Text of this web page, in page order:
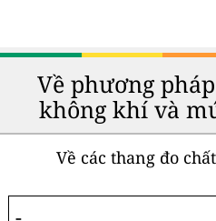
Về phương
không khí và
Về các thang đo